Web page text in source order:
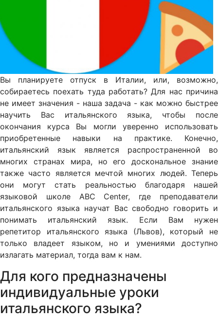
Вы планируете отпуск в Италии, или, возможно,
собираетесь поехать туда работать? Для нас причина
не имеет значения - наша задача - как можно быстрее
научить Вас итальянского языка, чтобы после
окончания курса Вы могли уверенно использовать
приобретенные навыки на практике. Конечно,
итальянский язык является распространенной во
многих странах мира, но его доскональное знание
также часто является мечтой многих людей. Теперь
они могут стать реальностью благодаря нашей
языковой школе ABC Center, где преподаватели
итальянского языка научат Вас свободно говорить и
понимать итальянский язык. Если Вам нужен
репетитор итальянского языка (Львов), который не
только владеет языком, но и умениями доступно
излагать материал, тогда вам к нам.
Для кого предназначены
индивидуальные уроки
итальянского языка?